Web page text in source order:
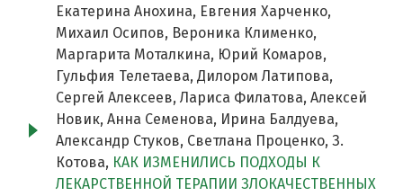
Екатерина Анохина, Евгения Харченко,
Михаил Осипов, Вероника Клименко,
Маргарита Моталкина, Юрий Комаров,
Гульфия Телетаева, Дилором Латипова,
Сергей Алексеев, Лариса Филатова, Алексей
Новик, Анна Семенова, Ирина Балдуева,
Александр Стуков, Светлана Проценко, З.
Котова, КАК ИЗМЕНИЛИСЬ ПОДХОДЫ К
ЛЕКАРСТВЕННОЙ ТЕРАПИИ ЗЛОКАЧЕСТВЕННЫХ